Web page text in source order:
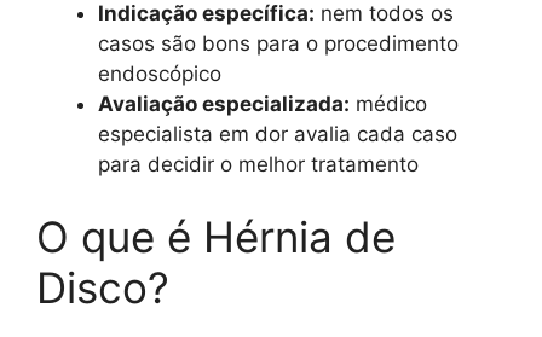
Indicação específica: nem todos os
casos são bons para o procedimento
endoscópico
Avaliação especializada: médico
especialista em dor avalia cada caso
para decidir o melhor tratamento
O que é Hérnia de
Disco?